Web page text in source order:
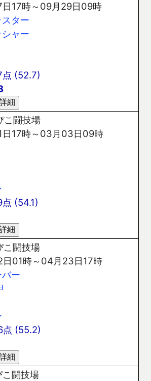
17時～09月29日09時
ター
ャー
点 (52.7)
こ闘技場
17時～03月03日09時
(54.1)
こ闘技場
01時～04月23日17時
ー
点 (55.2)
闘技場